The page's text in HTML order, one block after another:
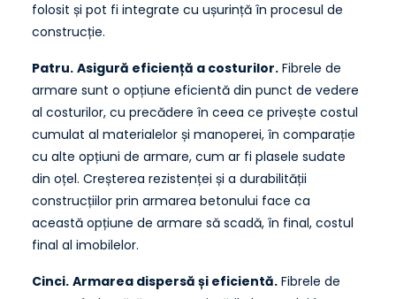
folosit și pot fi integrate cu ușurință în procesul de
construcție.
Patru. Asigură eficiență a costurilor. Fibrele de
armare sunt o opțiune eficientă din punct de vedere
al costurilor, cu precădere în ceea ce privește costul
cumulat al materialelor și manoperei, în comparație
cu alte opțiuni de armare, cum ar fi plasele sudate
din oțel. Creșterea rezistenței și a durabilității
construcțiilor prin armarea betonului face ca
această opțiune de armare să scadă, în final, costul
final al imobilelor.
Cinci. Armarea dispersă și eficientă. Fibrele de